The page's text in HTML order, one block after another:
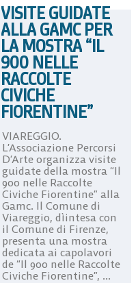
VISITE GUIDATE
ALLA GAMC PER
LA MOSTRA “IL
900 NELLE
RACCOLTE
CIVICHE
FIORENTINE”
VIAREGGIO.
L’Associazione Percorsi
D’Arte organizza visite
guidate della mostra “Il
900 nelle Raccolte
Civiche Fiorentine” alla
Gamc. Il Comune di
Viareggio, dìintesa con
il Comune di Firenze,
presenta una mostra
dedicata ai capolavori
de “Il 900 nelle Raccolte
Civiche Fiorentine”, ...